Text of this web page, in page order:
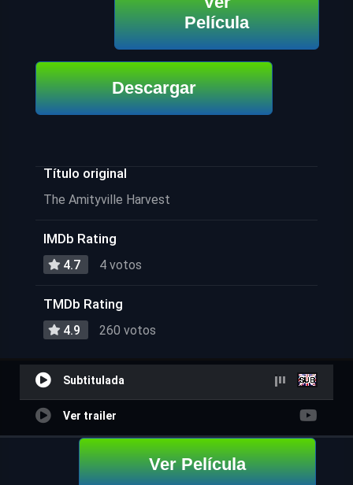
Película
Descargar
Título original
The Amityville Harvest
IMDb Rating
4.7 4 votos
TMDb Rating
4.9 260 votos
Subtitulada
Ver trailer
Ver Película